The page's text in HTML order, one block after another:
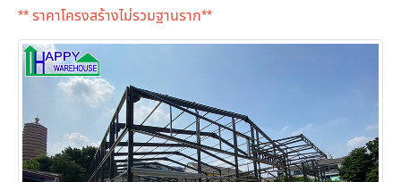
** ราคาโครงสร้างไม่รวมฐานราก**